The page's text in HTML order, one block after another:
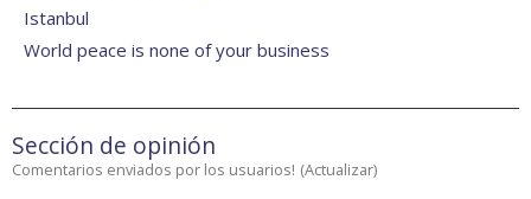
Istanbul
World peace is none of your business
Sección de opinión
Comentarios enviados por los usuarios! (Actualizar)